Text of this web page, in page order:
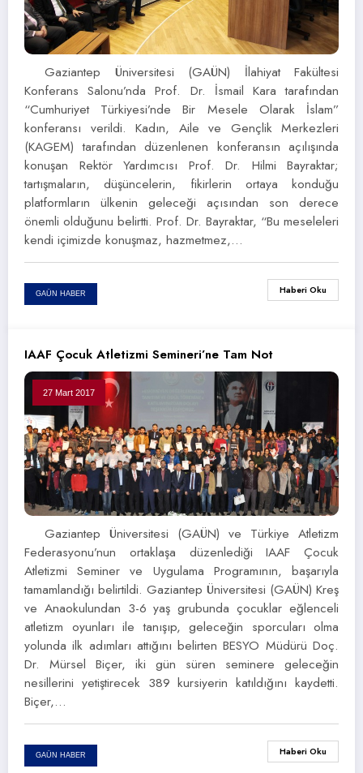
Gaziantep Üniversitesi (GAÜN) İlahiyat Fakültesi
Konferans Salonu’nda Prof. Dr. İsmail Kara tarafından
“Cumhuriyet Türkiyesi’nde Bir Mesele Olarak İslam”
konferansı verildi. Kadın, Aile ve Gençlik Merkezleri
(KAGEM) tarafından düzenlenen konferansın açılışında
konuşan Rektör Yardımcısı Prof. Dr. Hilmi Bayraktar;
tartışmaların, düşüncelerin, fikirlerin ortaya konduğu
platformların ülkenin geleceği açısından son derece
önemli olduğunu belirtti. Prof. Dr. Bayraktar, “Bu meseleleri
kendi içimizde konuşmaz, hazmetmez,…
GAÜN HABER Haberi Oku
IAAF Çocuk Atletizmi Semineri’ne Tam Not
27 Mart 2017
Gaziantep Üniversitesi (GAÜN) ve Türkiye Atletizm
Federasyonu’nun ortaklaşa düzenlediği IAAF Çocuk
Atletizmi Seminer ve Uygulama Programının, başarıyla
tamamlandığı belirtildi. Gaziantep Üniversitesi (GAÜN) Kreş
ve Anaokulundan 3-6 yaş grubunda çocuklar eğlenceli
atletizm oyunları ile tanışıp, geleceğin sporcuları olma
yolunda ilk adımları attığını belirten BESYO Müdürü Doç.
Dr. Mürsel Biçer, iki gün süren seminere geleceğin
nesillerini yetiştirecek 389 kursiyerin katıldığını kaydetti.
Biçer,…
GAÜN HABER Haberi Oku